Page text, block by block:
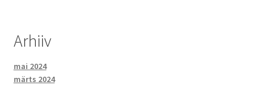
Arhiiv
mai 2024
märts 2024